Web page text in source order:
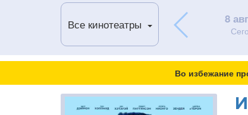
Все кинотеатры 8
Во избежание